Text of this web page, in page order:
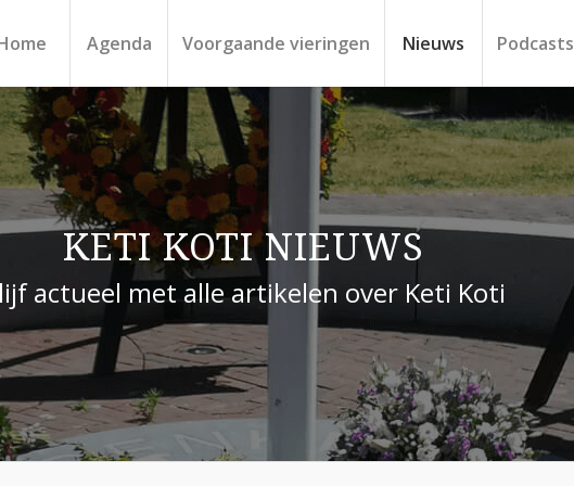
Agenda Voorgaande vieringen Nieuws Podcasts
KETI KOTI NIEUWS
actueel met alle artikelen over Keti Koti